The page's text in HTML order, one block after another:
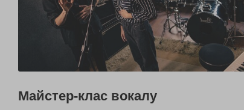
Майстер-клас вокалу